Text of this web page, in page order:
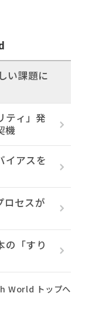
い課題に
ティ」発
機
イアスを
ロセスが
「すり
World トップへ